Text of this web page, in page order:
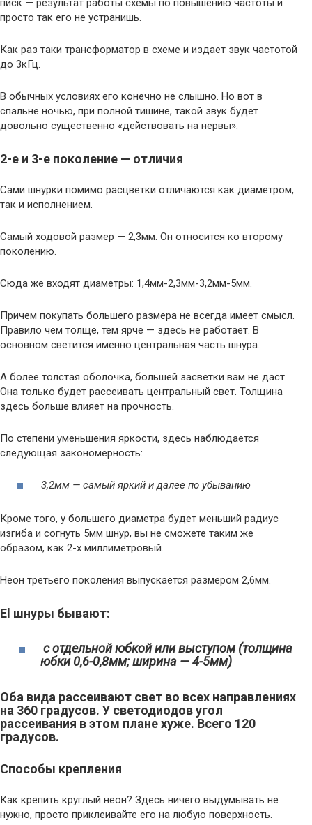
писк — результат работы схемы по повышению частоты и
просто так его не устранишь.
Как раз таки трансформатор в схеме и издает звук частотой
до 3кГц.
В обычных условиях его конечно не слышно. Но вот в
спальне ночью, при полной тишине, такой звук будет
довольно существенно «действовать на нервы».
2-е и 3-е поколение — отличия
Сами шнурки помимо расцветки отличаются как диаметром,
так и исполнением.
Самый ходовой размер — 2,3мм. Он относится ко второму
поколению.
Сюда же входят диаметры: 1,4мм-2,3мм-3,2мм-5мм.
Причем покупать большего размера не всегда имеет смысл.
Правило чем толще, тем ярче — здесь не работает. В
основном светится именно центральная часть шнура.
А более толстая оболочка, большей засветки вам не даст.
Она только будет рассеивать центральный свет. Толщина
здесь больше влияет на прочность.
По степени уменьшения яркости, здесь наблюдается
следующая закономерность:
3,2мм — самый яркий и далее по убыванию
Кроме того, у большего диаметра будет меньший радиус
изгиба и согнуть 5мм шнур, вы не сможете таким же
образом, как 2-х миллиметровый.
Неон третьего поколения выпускается размером 2,6мм.
El шнуры бывают:
с отдельной юбкой или выступом (толщина
юбки 0,6-0,8мм; ширина — 4-5мм)
Оба вида рассеивают свет во всех направлениях
на 360 градусов. У светодиодов угол
рассеивания в этом плане хуже. Всего 120
градусов.
Способы крепления
Как крепить круглый неон? Здесь ничего выдумывать не
нужно, просто приклеивайте его на любую поверхность.